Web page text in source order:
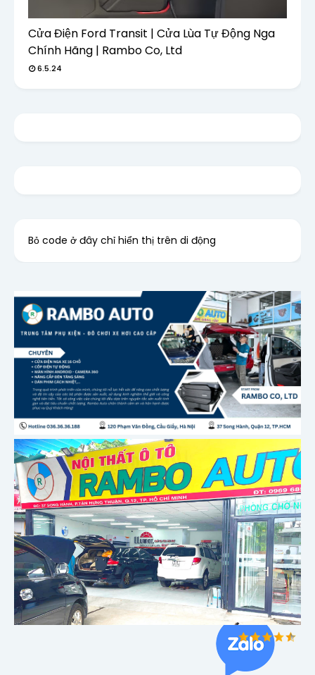
Cửa Điện Ford Transit | Cửa Lùa Tự Động Nga
Chính Hãng | Rambo Co, Ltd
6.5.24
Bỏ code ở đây chỉ hiển thị trên di động